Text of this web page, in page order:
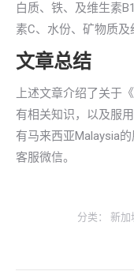
白质、铁、及维生素
素C、水份、矿物质及
文章总结
上述文章介绍了关于
有相关知识，以及服
有马来西亚Malaysia
客服微信。
分类： 新加